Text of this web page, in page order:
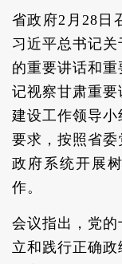
省政府2月28日
习近平总书记
的重要讲话和
记视察甘肃重
建设工作领导
要求，按照省
政府系统开展
作。
会议指出，党
立和践行正确